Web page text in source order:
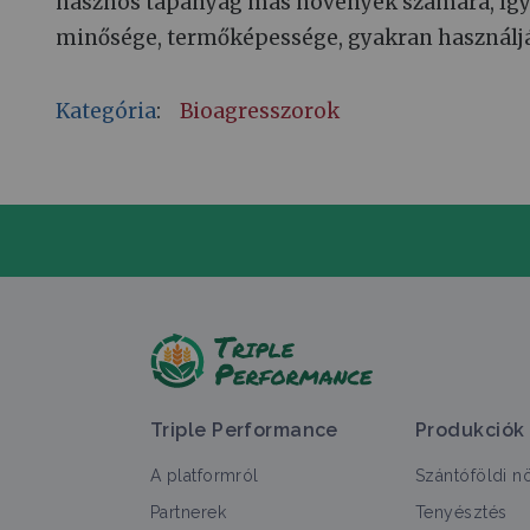
minősége, termőképessége, gyakran
Kategória: Bioagresszorok
Triple Performance
A platformról
Partnerek
Produkciók
Szántóföldi
Tenyésztés